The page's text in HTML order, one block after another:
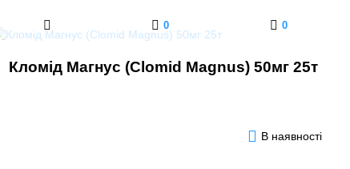
0 0
Кломід Магнус (Clomid Magnus) 50мг 25т
В наявності